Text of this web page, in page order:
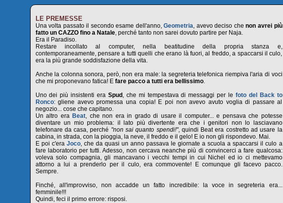
LE PREMESSE
Una volta passato il secondo esame dell'anno,Geometria, avevo deciso chenon avrei più
fatto un CAZZO fino a Natale, perché tanto non sarei dovuto partire per Naja.
Era il Paradiso.
Restare incollato al computer, nella beatitudine della propria stanza e,
contemporaneamente, pensare a tutti quelli che erano là fuori, al freddo, a spaccarsi il culo,
era la più grande soddisfazione della vita.
Anche la colonna sonora, però, non era male: la segreteria telefonica riempiva l'aria di voci
che mi proponevano fatica! E fare pacco a tutti era bellissimo.
Uno dei più insistenti era Spud , che mi tempestava di messaggi per le foto del Back to
Ronco: gliene avevo promessa una copia! E poi non avevo avuto voglia di passare al
negozio... cose che capitano.
Un altro era Beat, che non era in grado di usare il computer... e pensava che potesse
diventare un mio problema: il lato più divertente era che i genitori non lo lasciavano
telefonare da casa, perché "non sai quanto spendi!", quindi Beat era costretto ad usare la
cabina, in strada, con la pioggia, la neve, il freddo e il gelo! E io non gli rispondevo. Mai.
E poi c'era Joco, che da quasi un anno passava le giornate a scuola a spaccarsi il culo a
fare laboratorio per tutti. Adesso, non cercava neanche più di convincerci a fare qualcosa:
voleva solo compagnia, gli mancavano i vecchi tempi in cui Nichel ed io ci mettevamo
attorno a lui a prenderlo per il culo, era commovente! E comunque gli facevo pacco.
Sempre.
Finché, all'improvviso, non accadde un fatto incredibile: la voce in segreteria era...
femminile!!!
Quindi, feci il primo errore: risposi.